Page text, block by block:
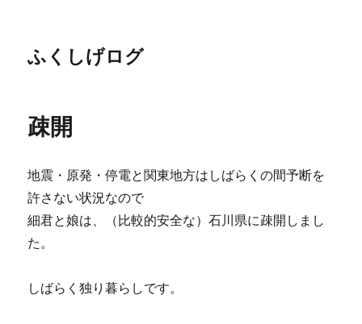
ふくしげログ
疎開
地震・原発・停電と関東地方はしばらくの間予断を
許さない状況なので
細君と娘は、（比較的安全な）石川県に疎開しまし
た。
しばらく独り暮らしです。